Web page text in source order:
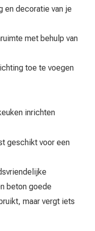
en decoratie van je
met behulp van
toe te voegen
inrichten
geschikt voor een
beton goede
maar vergt iets